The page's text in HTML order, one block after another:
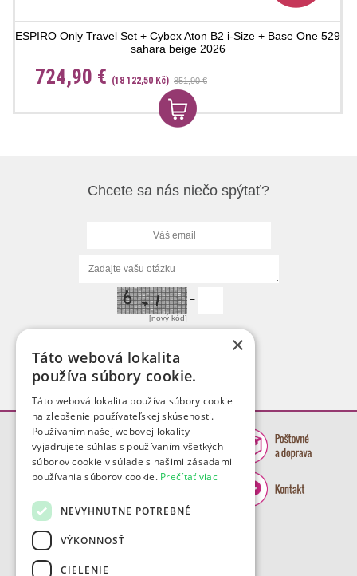
ESPIRO Only Travel Set + Cybex Aton B2 i-Size + Base One 529
sahara beige 2026
724,90 € (18 122,50 Kč) 851,90 €
Chcete sa nás niečo spýtať?
[nový kód]
=
×
Táto webová lokalita
používa súbory cookie.
Táto webová lokalita používa súbory cookie
na zlepšenie používateľskej skúsenosti.
Používaním našej webovej lokality
vyjadrujete súhlas s používaním všetkých
súborov cookie v súlade s našimi zásadami
používania súborov cookie. Prečítať viac
NEVYHNUTNE POTREBNÉ
VÝKONNOSŤ
CIELENIE